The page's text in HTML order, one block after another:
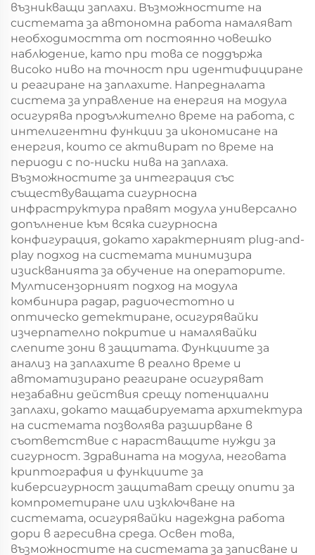
възникващи заплахи. Възможностите на
системата за автономна работа намаляват
необходимостта от постоянно човешко
наблюдение, като при това се поддържа
високо ниво на точност при идентифициране
и реагиране на заплахите. Напредналата
система за управление на енергия на модула
осигурява продължително време на работа, с
интелигентни функции за икономисане на
енергия, които се активират по време на
периоди с по-ниски нива на заплаха.
Възможностите за интеграция със
съществуващата сигурносна
инфраструктура правят модула универсално
допълнение към всяка сигурносна
конфигурация, докато характерният plug-and-
play подход на системата минимизира
изискванията за обучение на операторите.
Мултисензорният подход на модула
комбинира радар, радиочестотно и
оптическо детектиране, осигурявайки
изчерпателно покритие и намалявайки
слепите зони в защитата. Функциите за
анализ на заплахите в реално време и
автоматизирано реагиране осигуряват
незабавни действия срещу потенциални
заплахи, докато мащабируемата архитектура
на системата позволява разширване в
съответствие с нарастващите нужди за
сигурност. Здравината на модула, неговата
криптография и функциите за
киберсигурност защитават срещу опити за
компрометиране или изключване на
системата, осигурявайки надеждна работа
дори в агресивна среда. Освен това,
възможностите на системата за записване и